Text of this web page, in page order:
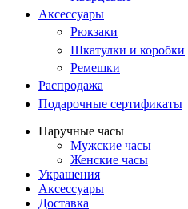
Аксессуары
Рюкзаки
Шкатулки и коробки
Ремешки
Распродажа
Подарочные сертификаты
Наручные часы
Мужские часы
Женские часы
Украшения
Аксессуары
Доставка